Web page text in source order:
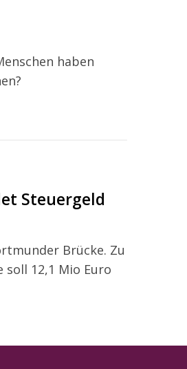
haben
Steuergeld
Brücke. Zu
12,1 Mio Euro